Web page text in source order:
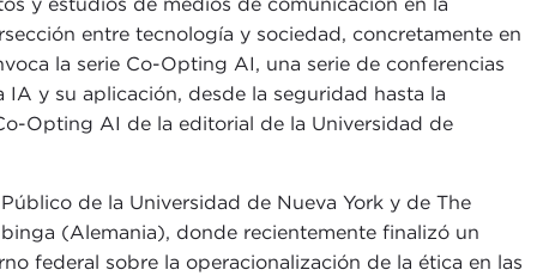
entre tecnología y sociedad, concretamente en
la serie Co-Opting AI, una serie de conferencias
y su aplicación, desde la seguridad hasta la
Opting AI de la editorial de la Universidad de
de la Universidad de Nueva York y de The
(Alemania), donde recientemente finalizó un
federal sobre la operacionalización de la ética en las